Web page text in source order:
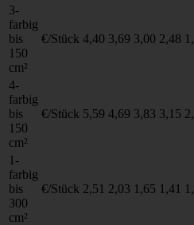
3-
farbig
bis
150
cm²
€/Stück 4,40 3,69 3,00 2,48
4-
farbig
bis
150
cm²
€/Stück 5,59 4,69 3,83 3,15
1-
farbig
bis
300
cm²
€/Stück 2,51 2,03 1,65 1,41